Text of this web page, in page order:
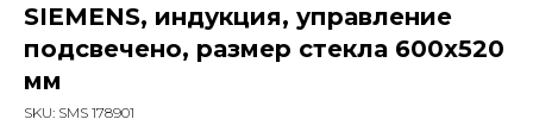
SIEMENS, индукция, управление
подсвечено, размер стекла 600х520
мм
SKU: SMS 178901